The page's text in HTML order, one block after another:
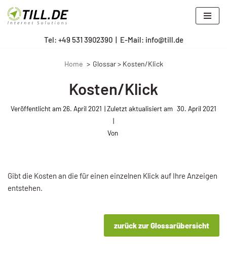
Zum
Tel: +49 531 3902390| E-Mail: info@till.de
Home Glossar > Kosten/Klick
Kosten/Klick
Veröffentlicht am26. April 2021 30. April 2021
Von
Gibt die Kosten an die für einen einzelnen Klick auf Ihre Anzeigen
entstehen.
zurück zur Glossarübersicht